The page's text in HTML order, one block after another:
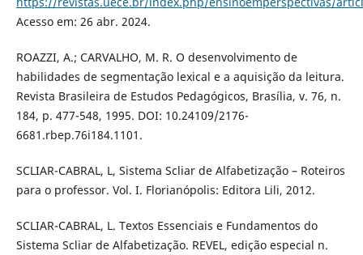
Acesso em: 26 abr. 2024.
ROAZZI, A.; CARVALHO, M. R. O desenvolvimento de
habilidades de segmentação lexical e a aquisição da leitura.
Revista Brasileira de Estudos Pedagógicos, Brasília, v. 76, n.
184, p. 477-548, 1995. DOI: 10.24109/2176-
6681.rbep.76i184.1101.
SCLIAR-CABRAL, L, Sistema Scliar de Alfabetização – Roteiros
para o professor. Vol. I. Florianópolis: Editora Lili, 2012.
SCLIAR-CABRAL, L. Textos Essenciais e Fundamentos do
Sistema Scliar de Alfabetização. REVEL, edição especial n.